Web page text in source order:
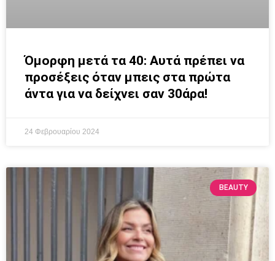
Όμορφη μετά τα 40: Αυτά πρέπει να
προσέξεις όταν μπεις στα πρώτα
άντα για να δείχνει σαν 30άρα!
24 Φεβρουαρίου 2024
BEAUTY